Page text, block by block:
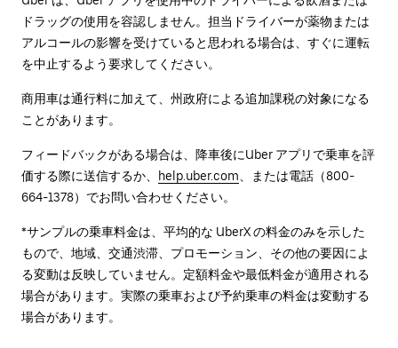
ドラッグの使用を容認しません。担当ドライバーが薬物または
アルコールの影響を受けていると思われる場合は、すぐに運転
を中止するよう要求してください。
商用車は通行料に加えて、州政府による追加課税の対象になる
ことがあります。
フィードバックがある場合は、降車後に⁠Uber アプリで乗車を評
価する際に送信するか、
help.uber.com 、または電話（800-
664-1378）でお問い合わせください。
*サンプルの乗車料金は、平均的な UberX の料金のみを示した
もので、地域、交通渋滞、プロモーション、その他の要因によ
る変動は反映していません。定額料金や最低料金が適用される
場合があります。実際の乗車および予約乗車の料金は変動する
場合があります。